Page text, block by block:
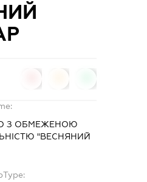
З ОБМЕЖЕНОЮ
"ВЕСНЯНИЙ